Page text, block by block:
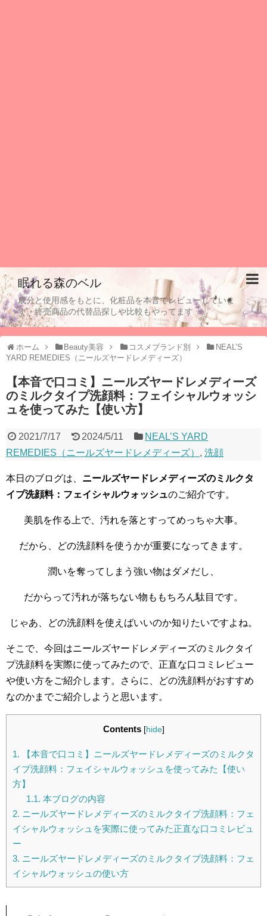
眠れる森のベル
成分と使用感をもとに、化粧品を本音でレビューしていま
す。終売商品の代替品探しや比較もやってます
ホーム Beauty美容 コスメブランド別
NEAL’S
YARD REMEDIES（ニールズヤードレメディーズ）
【本音で口コミ】ニールズヤードレメディーズ
のミルクタイプ洗顔料：フェイシャルウォッシ
ュを使ってみた【使い方】
2021/7/17 2024/5/11
NEAL’S YARD
REMEDIES（ニールズヤードレメディーズ） , 洗顔
本日のブログは、 ニールズヤードレメディーズのミルクタ
イプ洗顔料：フェイシャルウォッシュのご紹介です。
美肌を作る上で、汚れを落とすってめっちゃ大事。
だから、どの洗顔料を使うかが重要になってきます。
潤いを奪ってしまう強い物はダメだし、
だからって汚れが落ちない物ももちろん駄目です。
じゃあ、どの洗顔料を使えばいいのか知りたいですよね。
そこで、今回はニールズヤードレメディーズのミルクタイ
プ洗顔料を実際に使ってみたので、正直な口コミレビュー
や使い方をご紹介します。さらに、どの洗顔料がおすすめ
なのかまでご紹介しようと思います。
Contents [hide]
1. 【本音で口コミ】ニールズヤードレメディーズのミルクタ
イプ洗顔料：フェイシャルウォッシュを使ってみた【使い
方】
1.1. 本ブログの内容
2. ニールズヤードレメディーズのミルクタイプ洗顔料：フェ
イシャルウォッシュを実際に使ってみた正直な口コミレビュ
ー
3. ニールズヤードレメディーズのミルクタイプ洗顔料：フェ
イシャルウォッシュの使い方